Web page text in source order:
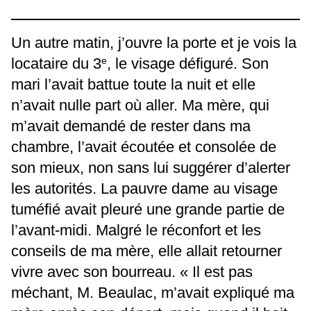
Un autre matin, j’ouvre la porte et je vois la
locataire du 3e, le visage défiguré. Son
mari l’avait battue toute la nuit et elle
n’avait nulle part où aller. Ma mère, qui
m’avait demandé de rester dans ma
chambre, l’avait écoutée et consolée de
son mieux, non sans lui suggérer d’alerter
les autorités. La pauvre dame au visage
tuméfié avait pleuré une grande partie de
l’avant-midi. Malgré le réconfort et les
conseils de ma mère, elle allait retourner
vivre avec son bourreau. « Il est pas
méchant, M. Beaulac, m’avait expliqué ma